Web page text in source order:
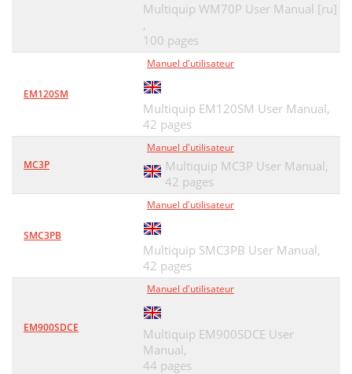
Multiquip WM70P User Manual [ru]
,
100 pages
EM120SM
Manuel d'utilisateur
Multiquip EM120SM User Manual,
42 pages
MC3P
Manuel d'utilisateur
Multiquip MC3P User Manual,
42 pages
SMC3PB
Manuel d'utilisateur
Multiquip SMC3PB User Manual,
42 pages
EM900SDCE
Manuel d'utilisateur
Multiquip EM900SDCE User
Manual,
44 pages